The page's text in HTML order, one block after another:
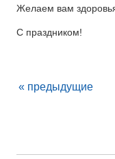
Желаем вам
С праздником!
« предыдущие